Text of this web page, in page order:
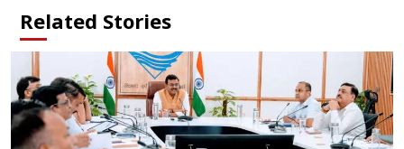
Related Stories